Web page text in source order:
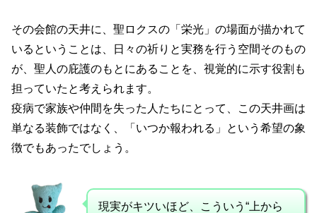
その会館の天井に、聖ロクスの「栄光」の場面が描かれて
いるということは、日々の祈りと実務を行う空間そのもの
が、聖人の庇護のもとにあることを、視覚的に示す役割も
担っていたと考えられます。
疫病で家族や仲間を失った人たちにとって、この天井画は
単なる装飾ではなく、「いつか報われる」という希望の象
徴でもあったでしょう。
現実がキツいほど、こういう“上から